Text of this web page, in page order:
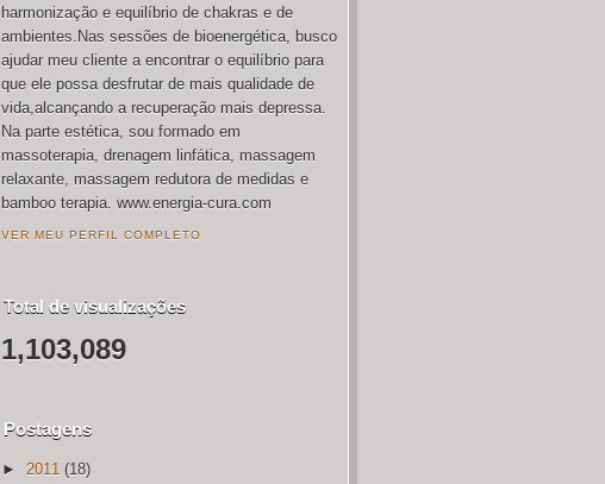
harmonização e equilíbrio de chakras e de
ambientes.Nas sessões de bioenergética, busco
ajudar meu cliente a encontrar o equilíbrio para
que ele possa desfrutar de mais qualidade de
vida,alcançando a recuperação mais depressa.
Na parte estética, sou formado em
massoterapia, drenagem linfática, massagem
relaxante, massagem redutora de medidas e
bamboo terapia. www.energia-cura.com
VER MEU PERFIL COMPLETO
Total de visualizações
1,103,089
Postagens
► 2011 (18)